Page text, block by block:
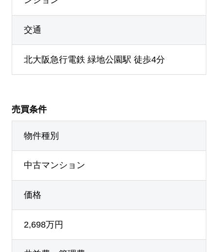
交通
北大阪急行電鉄 緑地公園駅 徒歩4分
売買条件
物件種別
中古マンション
価格
2,698万円